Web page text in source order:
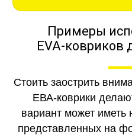
Примеры
EVA-ковриков
Стоить заострить
ЕВА-коврики
вариант может иметь
представленных на